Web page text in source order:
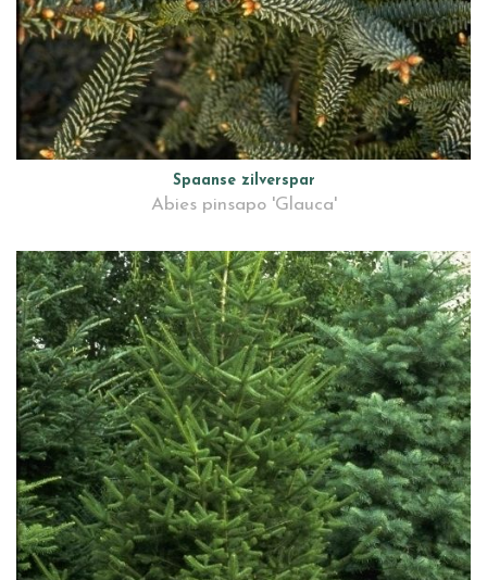
Spaanse zilverspar
Abies pinsapo 'Glauca'